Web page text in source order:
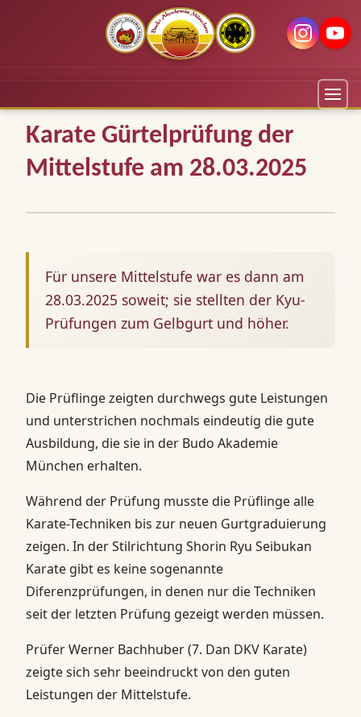
Karate Gürtelprüfung der
Mittelstufe am 28.03.2025
Für unsere Mittelstufe war es dann am
28.03.2025 soweit; sie stellten der Kyu-
Prüfungen zum Gelbgurt und höher.
Die Prüflinge zeigten durchwegs gute Leistungen
und unterstrichen nochmals eindeutig die gute
Ausbildung, die sie in der Budo Akademie
München erhalten.
Während der Prüfung musste die Prüflinge alle
Karate-Techniken bis zur neuen Gurtgraduierung
zeigen. In der Stilrichtung Shorin Ryu Seibukan
Karate gibt es keine sogenannte
Diferenzprüfungen, in denen nur die Techniken
seit der letzten Prüfung gezeigt werden müssen.
Prüfer Werner Bachhuber (7. Dan DKV Karate)
zeigte sich sehr beeindruckt von den guten
Leistungen der Mittelstufe.